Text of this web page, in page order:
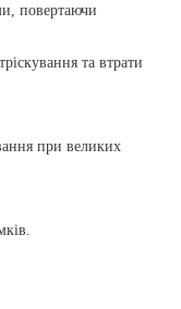
повертаючи
та втрати
при великих